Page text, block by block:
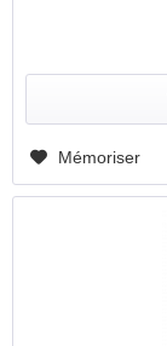
Mémoriser